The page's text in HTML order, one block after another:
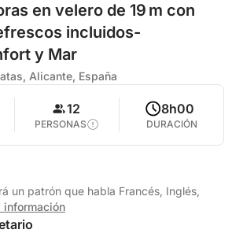
en velero de 19 m con
incluidos-
y Mar
Alicante, España
12
PERSONAS
8h00
DURACIÓN
un patrón que habla Francés, Inglés,
información